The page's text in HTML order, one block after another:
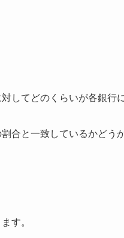
してどのくらいが各銀行
合と一致しているかどう
す。